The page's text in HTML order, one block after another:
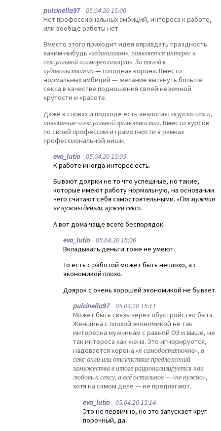
pulcinella9705.04.20 15:00
Нет профессиональных амбиций, интереса к работе,
или вообще работы нет.
Вместо этого приходит идея оправдать праздность
каким-нибудь «гедонизмом», появляется интерес к
сексуальной «самореализации». За тягой к
«удовольствиям»— голодная корона. Вместо
нормальных амбиций — желание вытянуть больше
секса в качестве подношения своей неземной
крутости и красоте.
Даже в словах и подходе есть аналогия: «курсы» секса,
повышение «сексуальной грамотности». Вместо курсов
по своей профессии и грамотности в рамках
профессиональной ниши.
evo_lutio05.04.20 15:05
К работе иногда интерес есть.
Бывают доярки не то что успешные, но такие,
которые имеют работу нормальную, на основании
чего считают себя самостоятельными. «От мужчин
не нужны деньги, нужен секс».
А вот дома чаще всего беспорядок.
evo_lutio05.04.20 15:06
Вкладывать деньги тоже не умеют.
То есть с работой может быть неплохо, а с
экономикой плохо.
Доярок с очень хорошей экономикой не бывает.
pulcinella9705.04.20 15:11
Может быть связь через обустройство быта.
Женщина с плохой экономикой не так
интересна мужчинам с равной ОЗ и выше, не
так интереса как жена. Это игнорируется,
надевается корона «я самодостаточна», а
секс-онли или отсутствие предложений
замужества в итоге рационализируется как
любовь к сексу, а всё остальное — «не нужно»,
хотя на самом деле — не предлагают.
evo_lutio05.04.20 15:14
Это не первично, но это запускает круг
порочный, да.